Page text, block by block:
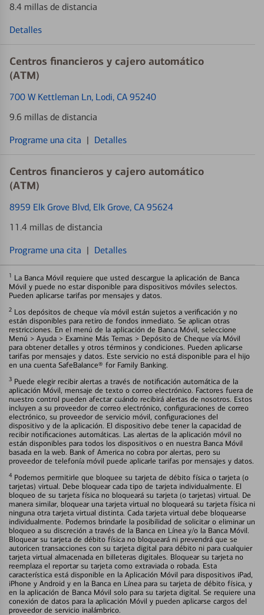
8.4 millas de distancia
Detalles
Centros financieros y cajero automático
(ATM)
700 W Kettleman Ln, Lodi, CA 95240
9.6 millas de distancia
Programe una cita | Detalles
Centros financieros y cajero automático
(ATM)
8959 Elk Grove Blvd, Elk Grove, CA 95624
11.4 millas de distancia
Programe una cita | Detalles
1 La Banca Móvil requiere que usted descargue la aplicación de Banca
Móvil y puede no estar disponible para dispositivos móviles selectos.
Pueden aplicarse tarifas por mensajes y datos.
2 Los depósitos de cheque vía móvil están sujetos a verificación y no
están disponibles para retiro de fondos inmediato. Se aplican otras
restricciones. En el menú de la aplicación de Banca Móvil, seleccione
Menú > Ayuda > Examine Más Temas > Depósito de Cheque vía Móvil
para obtener detalles y otros términos y condiciones. Pueden aplicarse
tarifas por mensajes y datos. Este servicio no está disponible para el hijo
en una cuenta SafeBalance® for Family Banking.
3 Puede elegir recibir alertas a través de notificación automática de la
aplicación Móvil, mensaje de texto o correo electrónico. Factores fuera de
nuestro control pueden afectar cuándo recibirá alertas de nosotros. Estos
incluyen a su proveedor de correo electrónico, configuraciones de correo
electrónico, su proveedor de servicio móvil, configuraciones del
dispositivo y de la aplicación. El dispositivo debe tener la capacidad de
recibir notificaciones automáticas. Las alertas de la aplicación móvil no
están disponibles para todos los dispositivos o en nuestra Banca Móvil
basada en la web. Bank of America no cobra por alertas, pero su
proveedor de telefonía móvil puede aplicarle tarifas por mensajes y datos.
4 Podemos permitirle que bloquee su tarjeta de débito física o tarjeta (o
tarjetas) virtual. Debe bloquear cada tipo de tarjeta individualmente. El
bloqueo de su tarjeta física no bloqueará su tarjeta (o tarjetas) virtual. De
manera similar, bloquear una tarjeta virtual no bloqueará su tarjeta física ni
ninguna otra tarjeta virtual distinta. Cada tarjeta virtual debe bloquearse
individualmente. Podemos brindarle la posibilidad de solicitar o eliminar un
bloqueo a su discreción a través de la Banca en Línea y/o la Banca Móvil.
Bloquear su tarjeta de débito física no bloqueará ni prevendrá que se
autoricen transacciones con su tarjeta digital para débito ni para cualquier
tarjeta virtual almacenada en billeteras digitales. Bloquear su tarjeta no
reemplaza el reportar su tarjeta como extraviada o robada. Esta
característica está disponible en la Aplicación Móvil para dispositivos iPad,
iPhone y Android y en la Banca en Línea para su tarjeta de débito física, y
en la aplicación de Banca Móvil solo para su tarjeta digital. Se requiere una
conexión de datos para la aplicación Móvil y pueden aplicarse cargos del
proveedor de servicio inalámbrico.